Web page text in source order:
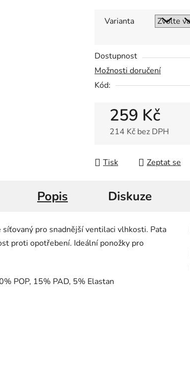
Varianta
Dostupnost
Možnosti doručení
Kód:
259 Kč
214 Kč bez DPH
Tisk Zeptat se
Popis Diskuze
pro snadnější ventilaci vlhkosti. Pata
proti opotřebení. Ideální ponožky pro
POP, 15% PAD, 5% Elastan